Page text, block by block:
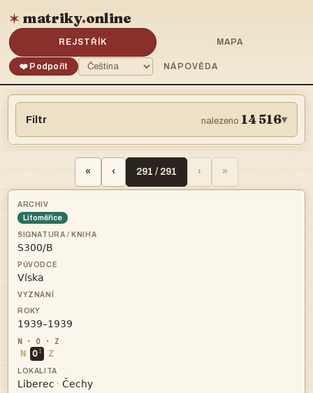
✶ matriky.online
REJSTŘÍK MAPA
❤️ Podpořit NÁPOVĚDA
Filtr nalezeno 14 516▾
« ‹ 291 / 291 › »
Litoměřice



N O i Z
 · 